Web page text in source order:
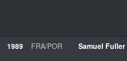
1989 FRA/POR Samuel Fuller